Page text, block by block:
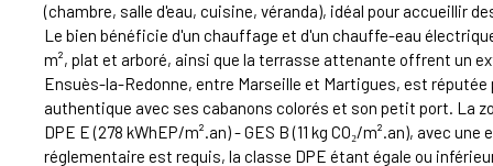
(chambre, salle d'eau, cuisine, véranda), idéal pour accueillir
Le bien bénéficie d'un chauffage et d'un chauffe-eau
m², plat et arboré, ainsi que la terrasse attenante offrent un
Ensuès-la-Redonne, entre Marseille et Martigues, est
authentique avec ses cabanons colorés et son petit port. La
DPE E (278 kWhEP/m².an) - GES B (11 kg CO₂/m².an), avec
réglementaire est requis, la classe DPE étant égale ou